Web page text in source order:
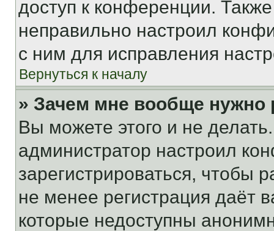
доступ к конференции.
неправильно настроил
с ним для исправления
Вернуться к началу
» Зачем мне вообще нужно
Вы можете этого и не
администратор настроил
зарегистрироваться, чтобы
не менее регистрация даёт
которые недоступны